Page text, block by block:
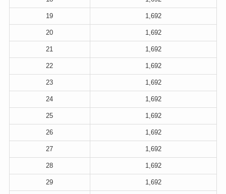
19 1,692
20 1,692
21 1,692
22 1,692
23 1,692
24 1,692
25 1,692
26 1,692
27 1,692
28 1,692
29 1,692